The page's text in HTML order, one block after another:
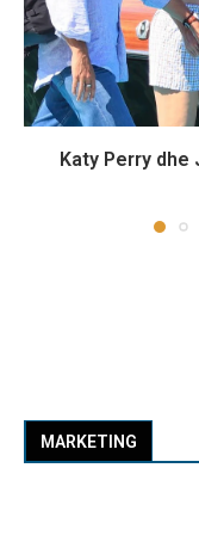
Katy Perry dhe
MARKETING